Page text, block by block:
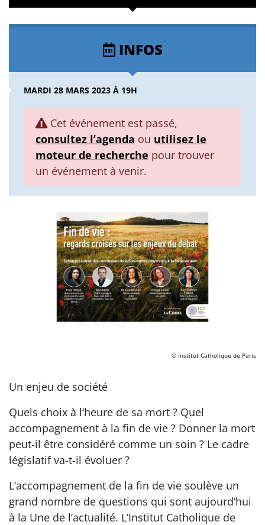
INFOS
MARDI 28 MARS 2023 À 19H
Cet événement est passé,
consultez l’agenda ou utilisez le
moteur de recherche pour trouver
un événement à venir.
© Institut Catholique de Paris
Un enjeu de société
Quels choix à l’heure de sa mort ? Quel
accompagnement à la fin de vie ? Donner la mort
peut-il être considéré comme un soin ? Le cadre
législatif va-t-il évoluer ?
L’accompagnement de la fin de vie soulève un
grand nombre de questions qui sont aujourd’hui
à la Une de l’actualité. L’Institut Catholique de